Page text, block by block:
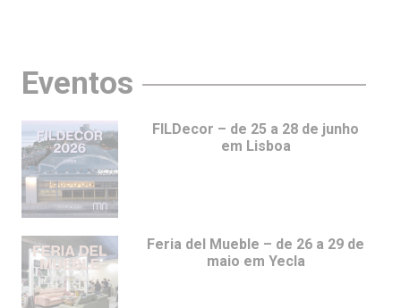
Eventos
FILDecor – de 25 a 28 de junho
em Lisboa
Feria del Mueble – de 26 a 29 de
maio em Yecla